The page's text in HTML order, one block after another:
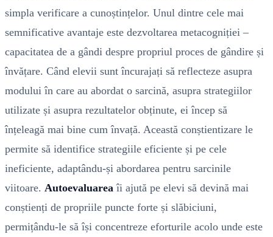
simpla verificare a cunoștințelor. Unul dintre cele mai
semnificative avantaje este dezvoltarea metacogniției –
capacitatea de a gândi despre propriul proces de gândire și
învățare. Când elevii sunt încurajați să reflecteze asupra
modului în care au abordat o sarcină, asupra strategiilor
utilizate și asupra rezultatelor obținute, ei încep să
înțeleagă mai bine cum învață. Această conștientizare le
permite să identifice strategiile eficiente și pe cele
ineficiente, adaptându-și abordarea pentru sarcinile
viitoare. Autoevaluarea îi ajută pe elevi să devină mai
conștienți de propriile puncte forte și slăbiciuni,
permițându-le să își concentreze eforturile acolo unde este